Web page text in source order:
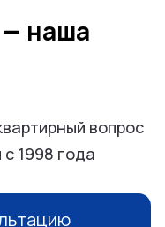
наша
вопрос
1998 года